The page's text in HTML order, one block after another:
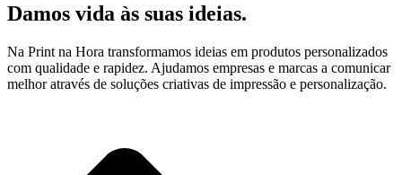
page
Damos vida às suas ideias.
Na Print na Hora transformamos ideias em produtos personalizados
com qualidade e rapidez. Ajudamos empresas e marcas a comunicar
melhor através de soluções criativas de impressão e personalização.